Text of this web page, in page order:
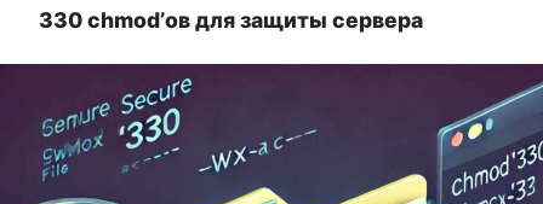
330 chmod’ов для защиты сервера